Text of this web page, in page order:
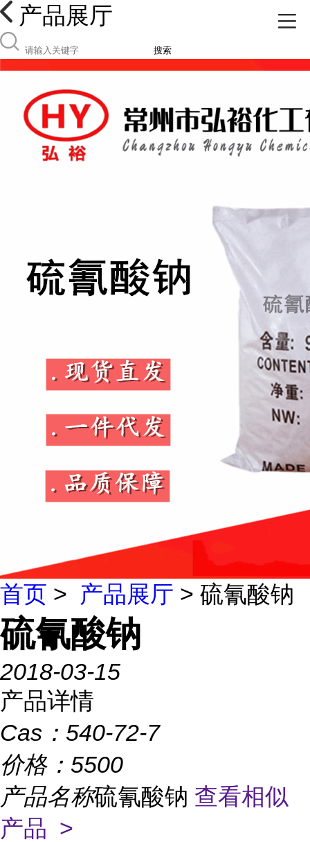
产品展厅
搜索
首页 > 产品展厅 > 硫氰酸钠
硫氰酸钠
2018-03-15
产品详情
Cas： 540-72-7
价格： 5500
产品名称硫氰酸钠 查看相似
产品 >